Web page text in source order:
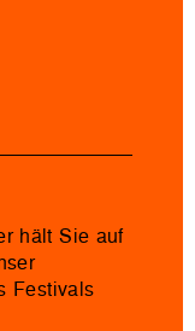
hält Sie auf
Festivals